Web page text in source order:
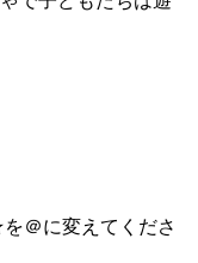
＠に変えてくださ